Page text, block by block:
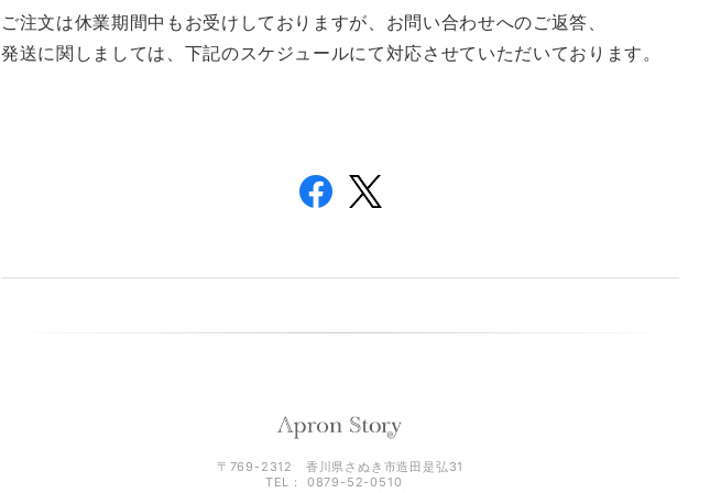
ご注文は休業期間中もお受けしておりますが、お問い合わせへのご返答、
発送に関しましては、下記のスケジュールにて対応させていただいております。
〒769-2312 香川県さぬき市造田是弘31
TEL： 0879-52-0510